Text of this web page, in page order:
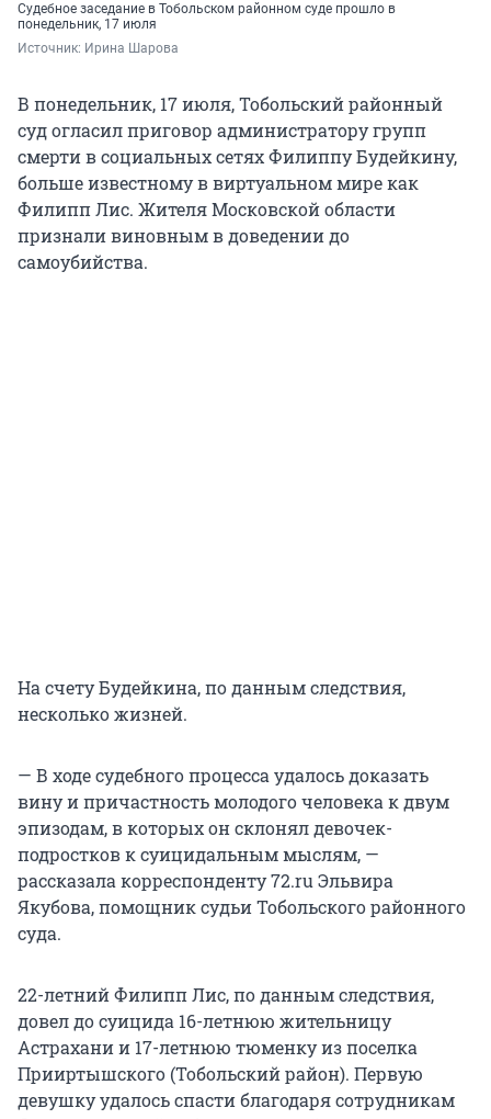
Судебное заседание в Тобольском районном суде прошло в
понедельник, 17 июля
Источник: Ирина Шарова
В понедельник, 17 июля, Тобольский районный
суд огласил приговор администратору групп
смерти в социальных сетях Филиппу Будейкину,
больше известному в виртуальном мире как
Филипп Лис. Жителя Московской области
признали виновным в доведении до
самоубийства.
На счету Будейкина, по данным следствия,
несколько жизней.
— В ходе судебного процесса удалось доказать
вину и причастность молодого человека к двум
эпизодам, в которых он склонял девочек-
подростков к суицидальным мыслям, —
рассказала корреспонденту 72.ru Эльвира
Якубова, помощник судьи Тобольского районного
суда.
22-летний Филипп Лис, по данным следствия,
довел до суицида 16-летнюю жительницу
Астрахани и 17-летнюю тюменку из поселка
Прииртышского (Тобольский район). Первую
девушку удалось спасти благодаря сотрудникам